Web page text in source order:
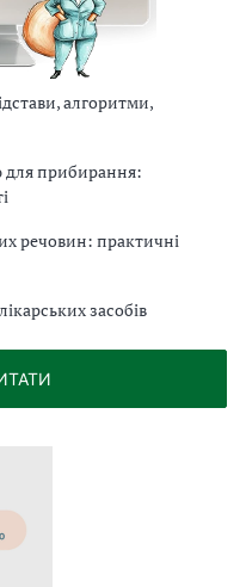
алгоритми,
для прибирання:
речовин: практичні
засобів